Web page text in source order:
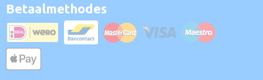
Betaalmethodes